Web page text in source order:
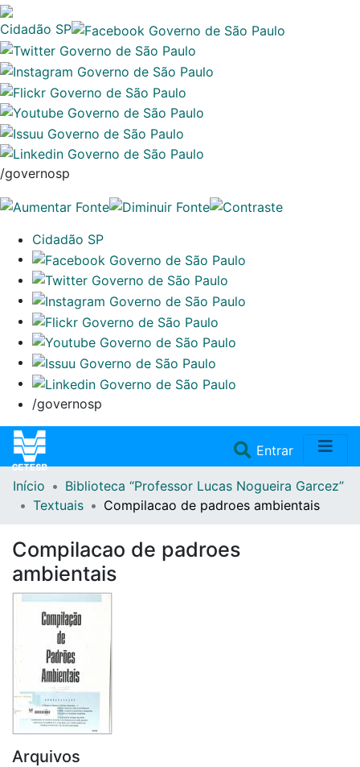
Cidadão SP
/governosp
Cidadão SP
/governosp
Entrar(current)
Home
Repositório
Doações/Aquisições
Fale Conosco
Início
Biblioteca “Professor Lucas Nogueira Garcez”
Textuais
Compilacao de padroes ambientais
Compilacao de padroes
ambientais
Arquivos